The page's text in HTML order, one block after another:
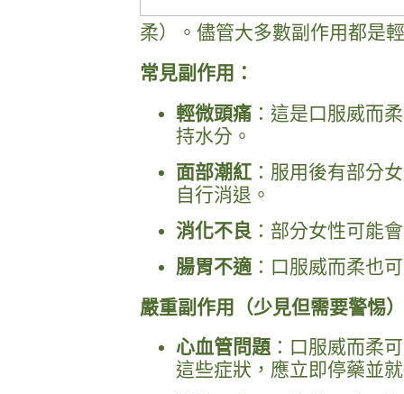
柔）。儘管大多數副作用都是
常見副作用：
輕微頭痛 ：這是口服威而
持水分。
面部潮紅 ：服用後有部分
自行消退。
消化不良 ：部分女性可能
腸胃不適 ：口服威而柔也
嚴重副作用（少見但需要警惕
心血管問題 ：口服威而柔
這些症狀，應立即停藥並